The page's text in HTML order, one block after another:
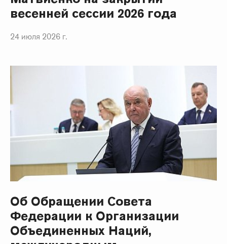
весенней сессии 2026 года
24 июля 2026 г.
Об Обращении Совета
Федерации к Организации
Объединенных Наций,